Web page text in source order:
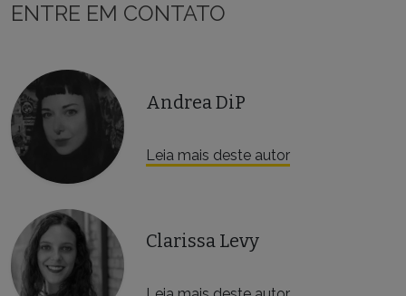
ENTRE EM CONTATO
Andrea DiP
Leia mais deste autor
Clarissa Levy